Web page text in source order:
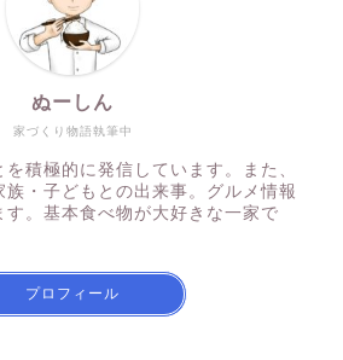
家づくり物語執筆中
ぬーしん
積極的に発信しています。また、
・子どもとの出来事。グルメ情報
す。基本食べ物が大好きな一家で
プロフィール